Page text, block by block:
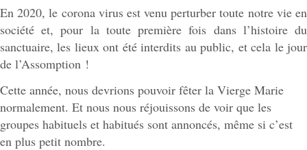
En 2020, le corona virus est venu perturber toute notre vie en
société et, pour la toute première fois dans l’histoire du
sanctuaire, les lieux ont été interdits au public, et cela le jour
de l’Assomption !
Cette année, nous devrions pouvoir fêter la Vierge Marie
normalement. Et nous nous réjouissons de voir que les
groupes habituels et habitués sont annoncés, même si c’est
en plus petit nombre.